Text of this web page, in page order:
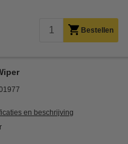
Bestellen
en beschrijving